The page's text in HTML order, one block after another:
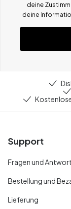
deine
deine
Support
Fragen und
Bestellung und
Lieferung